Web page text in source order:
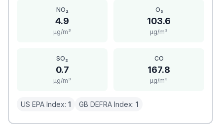
NO₂
4.9
μg/m³
O₃
103.6
μg/m³
SO₂
0.7
μg/m³
CO
167.8
μg/m³
US EPA Index: 1 GB DEFRA Index: 1